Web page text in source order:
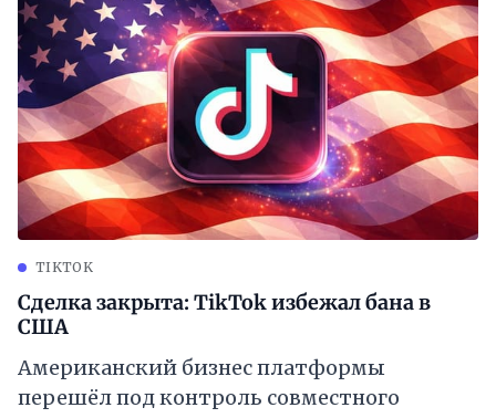
TIKTOK
Сделка закрыта: TikTok избежал бана в
США
Американский бизнес платформы
перешёл под контроль совместного